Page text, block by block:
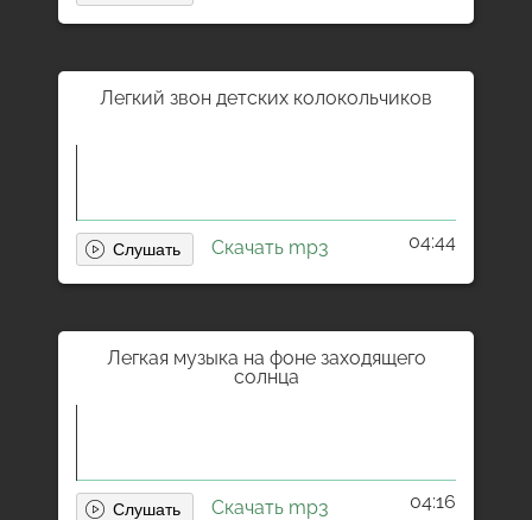
Легкий звон детских колокольчиков
Скачать mp3 04:44
Легкая музыка на фоне заходящего
солнца
Скачать mp3 04:16